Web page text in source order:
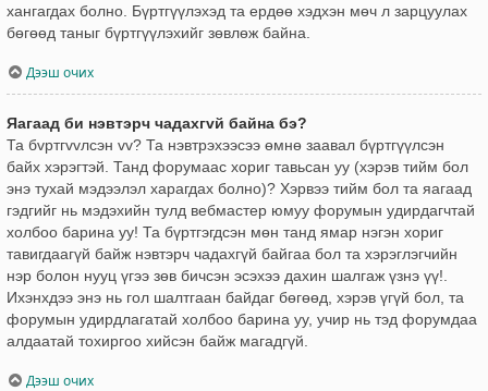
хангагдах болно. Бүртгүүлэхэд та ердөө хэдхэн мөч л зарцуулах
бөгөөд таныг бүртгүүлэхийг зөвлөж байна.
Дээш очих
Яагаад би нэвтэрч чадахгvй байна бэ?
Та бvртгvvлсэн vv? Та нэвтрэхээсээ өмнө заавал бүртгүүлсэн
байх хэрэгтэй. Танд форумаас хориг тавьсан уу (хэрэв тийм бол
энэ тухай мэдээлэл харагдах болно)? Хэрвээ тийм бол та яагаад
гэдгийг нь мэдэхийн тулд вебмастер юмуу форумын удирдагчтай
холбоо барина уу! Та бүртгэгдсэн мөн танд ямар нэгэн хориг
тавигдаагүй байж нэвтэрч чадахгүй байгаа бол та хэрэглэгчийн
нэр болон нууц үгээ зөв бичсэн эсэхээ дахин шалгаж үзнэ үү!.
Ихэнхдээ энэ нь гол шалтгаан байдаг бөгөөд, хэрэв үгүй бол, та
форумын удирдлагатай холбоо барина уу, учир нь тэд форумдаа
алдаатай тохиргоо хийсэн байж магадгүй.
Дээш очих